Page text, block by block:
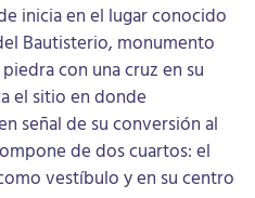
inicia en el lugar conocido
Bautisterio, monumento
con una cruz en su
el sitio en donde
señal de su conversión al
de dos cuartos: el
vestíbulo y en su centro